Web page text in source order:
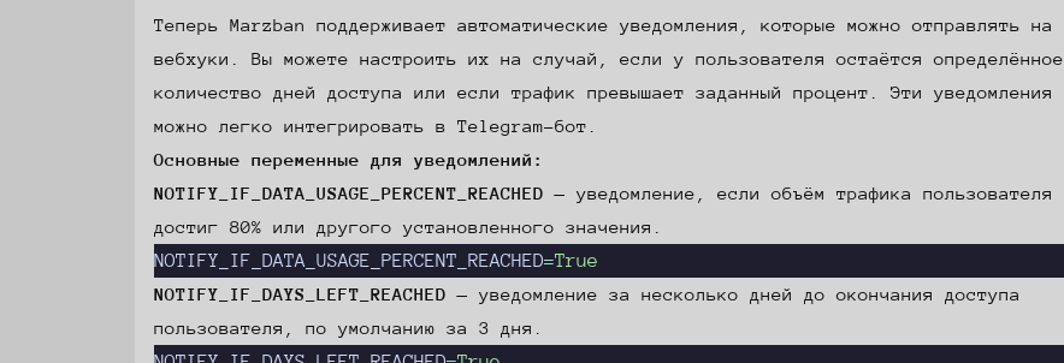
Теперь Marzban поддерживает автоматические уведомления, которые можно отправлять на
вебхуки. Вы можете настроить их на случай, если у пользователя остаётся определённое
количество дней доступа или если трафик превышает заданный процент. Эти уведомления
можно легко интегрировать в Telegram-бот.
Основные переменные для уведомлений:
NOTIFY_IF_DATA_USAGE_PERCENT_REACHED — уведомление, если объём трафика пользователя
достиг 80% или другого установленного значения.
NOTIFY_IF_DATA_USAGE_PERCENT_REACHED=True
NOTIFY_IF_DAYS_LEFT_REACHED — уведомление за несколько дней до окончания доступа
пользователя, по умолчанию за 3 дня.